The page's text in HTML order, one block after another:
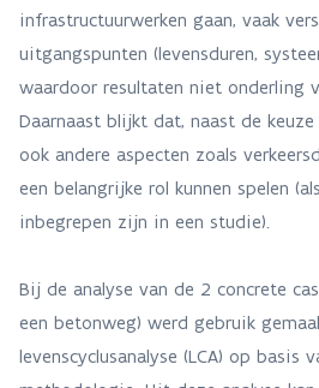
infrastructuurwerken gaan, vaak
uitgangspunten (levensduren,
waardoor resultaten niet onderling
Daarnaast blijkt dat, naast de
ook andere aspecten zoals
een belangrijke rol kunnen spelen
inbegrepen zijn in een studie).
Bij de analyse van de 2 concrete
een betonweg) werd gebruik
levenscyclusanalyse (LCA) op basis